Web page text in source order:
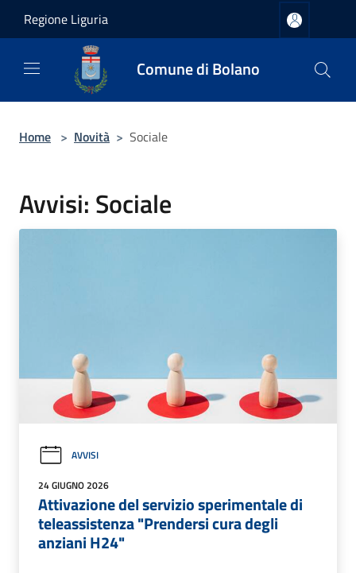
Regione Liguria
Comune di Bolano
Home > Novità > Sociale
Avvisi: Sociale
AVVISI
24 GIUGNO 2026
Attivazione del servizio sperimentale di
teleassistenza "Prendersi cura degli
anziani H24"